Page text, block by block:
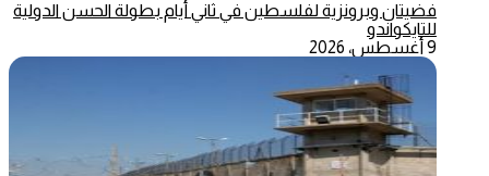
فضيتان وبرونزية لفلسطين في ثاني أيام بطولة الحسن الدولية
للتايكواندو
9 أغسطس، 2026